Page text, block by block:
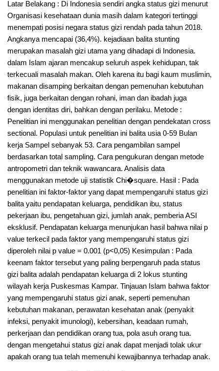
Latar Belakang : Di Indonesia sendiri angka status gizi menurut
Organisasi kesehataan dunia masih dalam kategori tertinggi
menempati posisi negara status gizi rendah pada tahun 2018.
Angkanya mencapai (36,4%). kejadiaan balita stunting
merupakan masalah gizi utama yang dihadapi di Indonesia.
dalam Islam ajaran mencakup seluruh aspek kehidupan, tak
terkecuali masalah makan. Oleh karena itu bagi kaum muslimin,
makanan disamping berkaitan dengan pemenuhan kebutuhan
fisik, juga berkaitan dengan rohani, iman dan ibadah juga
dengan identitas diri, bahkan dengan perilaku. Metode :
Penelitian ini menggunakan penelitian dengan pendekatan cross
sectional. Populasi untuk penelitian ini balita usia 0-59 Bulan
kerja Sampel sebanyak 53. Cara pengambilan sampel
berdasarkan total sampling. Cara pengukuran dengan metode
antropometri dan teknik wawancara. Analisis data
menggunakan metode uji statistik Chi�square. Hasil : Pada
penelitian ini faktor-faktor yang dapat mempengaruhi status gizi
balita yaitu pendapatan keluarga, pendidikan ibu, status
pekerjaan ibu, pengetahuan gizi, jumlah anak, pemberia ASI
eksklusif. Pendapatan keluarga menunjukan hasil bahwa nilai p
value terkecil pada faktor yang mempengaruhi status gizi
diperoleh nilai p value = 0.001 (p<0,05) Kesimpulan : Pada
keenam faktor tersebut yang paling berpengaruh pada status
gizi balita adalah pendapatan keluarga di 2 lokus stunting
wilayah kerja Puskesmas Kampar. Tinjauan Islam bahwa faktor
yang mempengaruhi status gizi anak, seperti pemenuhan
kebutuhan makanan, perawatan kesehatan anak (penyakit
infeksi, penyakit imunologi), kebersihan, keadaan rumah,
perkerjaan dan pendidikan orang tua, pola asuh orang tua.
dengan mengetahui status gizi anak dapat menjadi tolak ukur
apakah orang tua telah memenuhi kewajibannya terhadap anak.